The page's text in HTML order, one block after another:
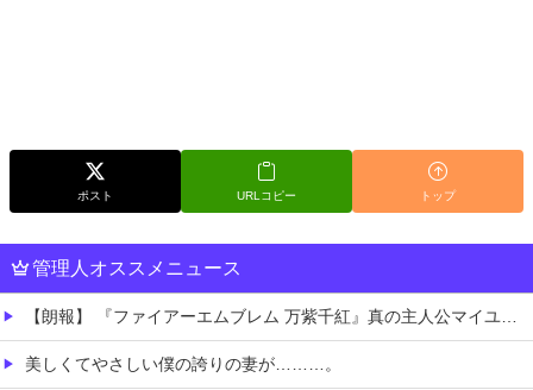
ポスト URLコピー トップ
管理人オススメニュース
【朗報】 『ファイアーエムブレム 万紫千紅』真の主人公マイユニはキャラメイクが可能
美しくてやさしい僕の誇りの妻が………。